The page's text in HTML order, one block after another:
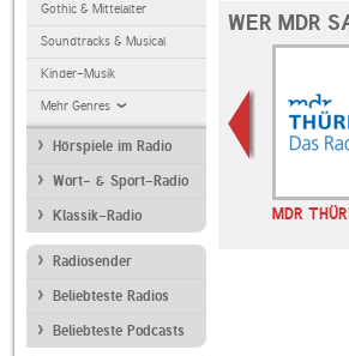
Gothic & Mittelalter
Soundtracks & Musical
Kinder-Musik
Mehr Genres
Hörspiele im Radio
Wort- & Sport-Radio
Klassik-Radio
Radiosender
Beliebteste Radios
Beliebteste Podcasts
WER MDR
BAYERN
Deutschlandfunk
Kultur
MDR